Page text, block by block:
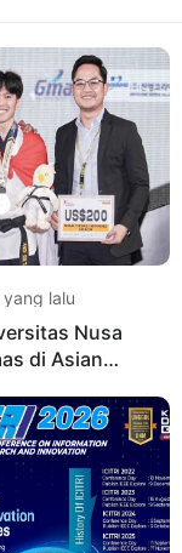
yang lalu
Nusa
di Asian
2026